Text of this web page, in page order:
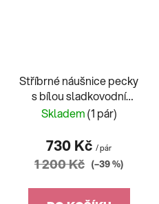
Stříbrné náušnice pecky
s bílou sladkovodní
perlou 315.007
Skladem(1 pár)
730 Kč / pár
1 200 Kč (–39 %)